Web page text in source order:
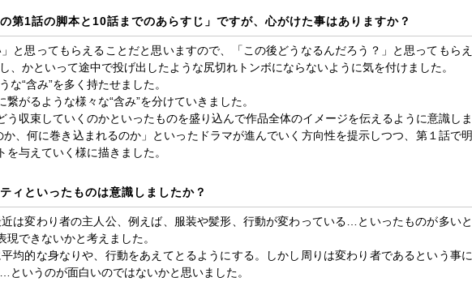
第1話の脚本と10話までのあらすじ」ですが、心がけた事はありますか？
と思ってもらえることだと思いますので、「この後どうなるんだろう？」と思ってもらえ
、かといって途中で投げ出したような尻切れトンボにならないように気を付けました。
“含み”を多く持たせました。
がるような様々な“含み”を分けていきました。
う収束していくのかといったものを盛り込んで作品全体のイメージを伝えるように意識しま
、何に巻き込まれるのか」といったドラマが進んでいく方向性を提示しつつ、第１話で明
を与えていく様に描きました。
ィといったものは意識しましたか？
は変わり者の主人公、例えば、服装や髪形、行動が変わっている…といったものが多いと
現できないかと考えました。
均的な身なりや、行動をあえてとるようにする。しかし周りは変わり者であるという事に
いうのが面白いのではないかと思いました。